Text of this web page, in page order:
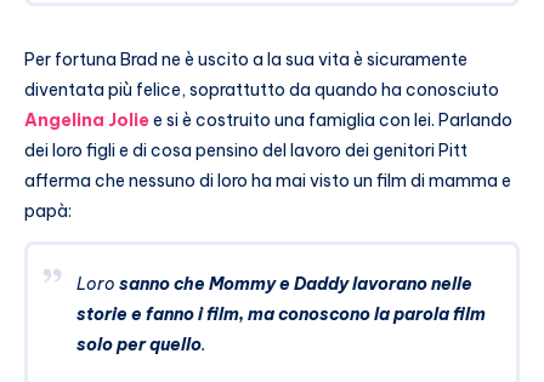
Per fortuna Brad ne è uscito a la sua vita è sicuramente
diventata più felice, soprattutto da quando ha conosciuto
Angelina Jolie e si è costruito una famiglia con lei. Parlando
dei loro figli e di cosa pensino del lavoro dei genitori Pitt
afferma che nessuno di loro ha mai visto un film di mamma e
papà:
Loro sanno che Mommy e Daddy lavorano nelle
storie e fanno i film, ma conoscono la parola film
solo per quello.